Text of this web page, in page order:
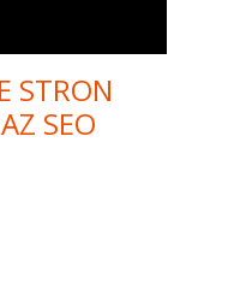
STRON
SEO